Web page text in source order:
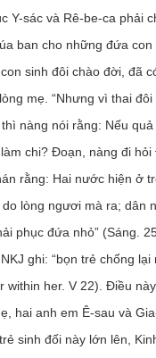
Y-sác và Rê-be-ca phải
ban cho những đứa con
sinh đôi chào đời, đã
mẹ. “Nhưng vì thai đôi
nàng nói rằng: Nếu
chi? Đoạn, nàng đi
rằng: Hai nước hiện ở
lòng ngươi mà ra; dân
phục đứa nhỏ” (Sáng.
ghi: “bọn trẻ chống
within her. V 22). Điều
hai anh em Ê-sau và
sinh đối này lớn lên,